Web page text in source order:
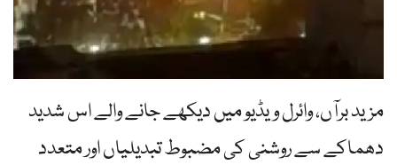
مزید برآں، وائرل ویڈیو میں دیکھے جانے والے اس شدید
دھماکے سے روشنی کی مضبوط تبدیلیاں اور متعدد